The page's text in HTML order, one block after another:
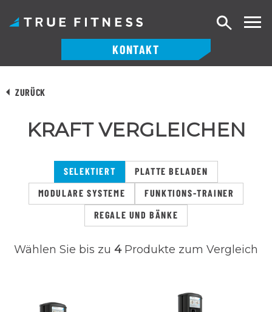
Inhalt
KONTAKT
Suche
ZURÜCK
KRAFT VERGLEICHEN
SELEKTIERT
PLATTE BELADEN
MODULARE SYSTEME
FUNKTIONS-TRAINER
REGALE UND BÄNKE
Wählen Sie bis zu 4Produkte zum Vergleich